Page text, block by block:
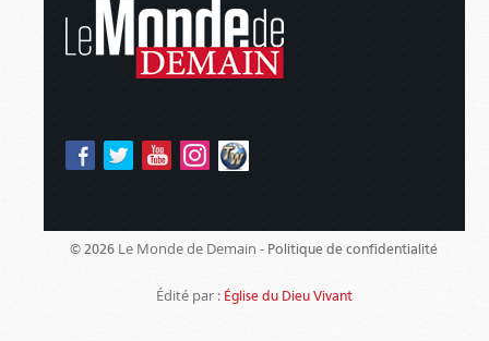
© 2026 Le Monde de Demain - Politique de confidentialité
Édité par : Église du Dieu Vivant